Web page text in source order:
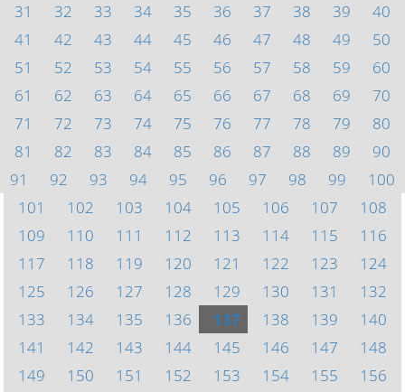
31
32 33 34 35 36 37 38 39
40
41
42 43 44 45 46 47 48 49
50
51
52 53 54 55 56 57 58 59
60
61
62 63 64 65 66 67 68 69
70
71
72 73 74 75 76 77 78 79
80
81
82 83 84 85 86 87 88 89
90
91
92 93 94 95 96 97 98 99
100
101
102 103 104 105 106 107
108
109
110 111 112 113 114 115
116
117
118 119 120 121 122 123
124
125
126 127 128 129 130 131
132
133
134 135 136 137 138 139
140
141
142 143 144 145 146 147
148
149
150 151 152 153 154 155
156